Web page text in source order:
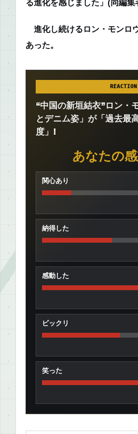
る進化を感じました」 (同編集
進化し続けるロン・モンロ
あった。
REACTION
“中国の新垣結衣”ロン・
とデニム姿」が「過去最
度」!
あなたの
関心あり
納得した
感動した
ビックリ
笑った